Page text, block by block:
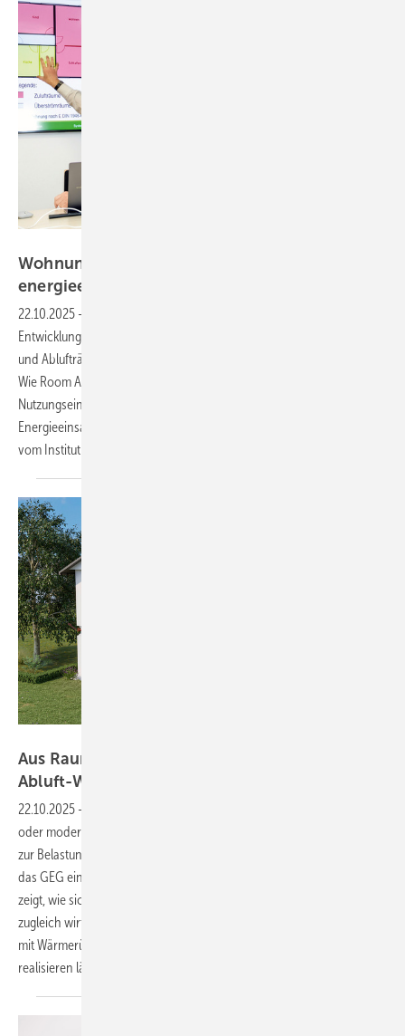
Wohnungslüftung bedarfsgerecht und
energieeffizient
22.10.2025 -
Entwicklungsschritt mit einem System, das ohne Festlegung von Zu-
und Ablufträumen einen bedarfsgerechten Luftaustausch ermöglicht:
Wie Room Air Volume-Control (RAV-Control) in allen Räumen einer
Nutzungs­einheit eingesetzt werden kann und zur Optimierung des
Energieeinsatzes beiträgt, erläutert ­Prof. Dr.-Ing. Thomas Hartmann
vom Institut für Technische Gebäudeausrüstung
Aus Raumluft wird Heizkraft mit
Abluft-Wärmepumpen
22.10.2025 -
oder modernisierten Gebäuden sparen zwar Energie, können aber
zur Belastung für die Gesundheit werden. Aus diesem Grund schreibt
das GEG ein Lüftungskonzept vor. Der schwedische Hersteller Nibe
zeigt, wie sich mit einer Abluft-Wärmepumpe eine hygienische und
zugleich wirtschaftliche Lösung für die kontrollierte Wohnungslüftung
mit Wärmerückgewinnung, Heizung und Warmwasserbereitung
realisieren lässt.